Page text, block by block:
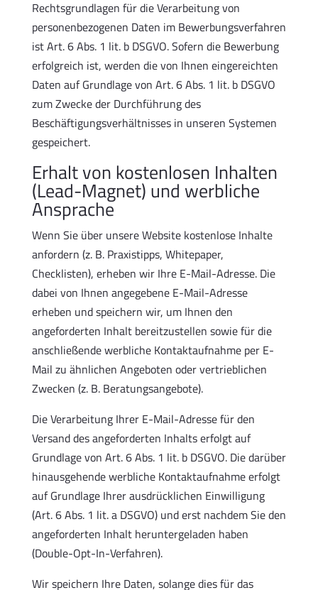
Rechtsgrundlagen für die Verarbeitung von
personenbezogenen Daten im Bewerbungsverfahren
ist Art. 6 Abs. 1 lit. b DSGVO. Sofern die Bewerbung
erfolgreich ist, werden die von Ihnen eingereichten
Daten auf Grundlage von Art. 6 Abs. 1 lit. b DSGVO
zum Zwecke der Durchführung des
Beschäftigungsverhältnisses in unseren Systemen
gespeichert.
Erhalt von kostenlosen Inhalten
(Lead-Magnet) und werbliche
Ansprache
Wenn Sie über unsere Website kostenlose Inhalte
anfordern (z. B. Praxistipps, Whitepaper,
Checklisten), erheben wir Ihre E-Mail-Adresse. Die
dabei von Ihnen angegebene E-Mail-Adresse
erheben und speichern wir, um Ihnen den
angeforderten Inhalt bereitzustellen sowie für die
anschließende werbliche Kontaktaufnahme per E-
Mail zu ähnlichen Angeboten oder vertrieblichen
Zwecken (z. B. Beratungsangebote).
Die Verarbeitung Ihrer E-Mail-Adresse für den
Versand des angeforderten Inhalts erfolgt auf
Grundlage von Art. 6 Abs. 1 lit. b DSGVO. Die darüber
hinausgehende werbliche Kontaktaufnahme erfolgt
auf Grundlage Ihrer ausdrücklichen Einwilligung
(Art. 6 Abs. 1 lit. a DSGVO) und erst nachdem Sie den
angeforderten Inhalt heruntergeladen haben
(Double-Opt-In-Verfahren).
Wir speichern Ihre Daten, solange dies für das